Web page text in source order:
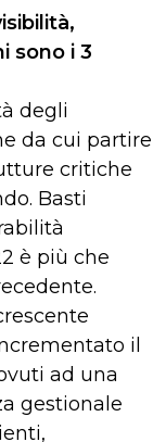
sono i 3
degli
da cui partire
critiche
Basti
è più che
il
ad una
gestionale